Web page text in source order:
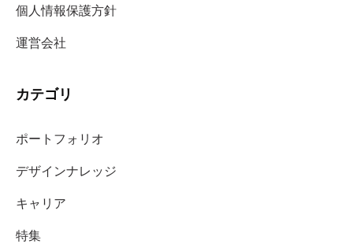
個人情報保護方針
運営会社
カテゴリ
ポートフォリオ
デザインナレッジ
キャリア
特集